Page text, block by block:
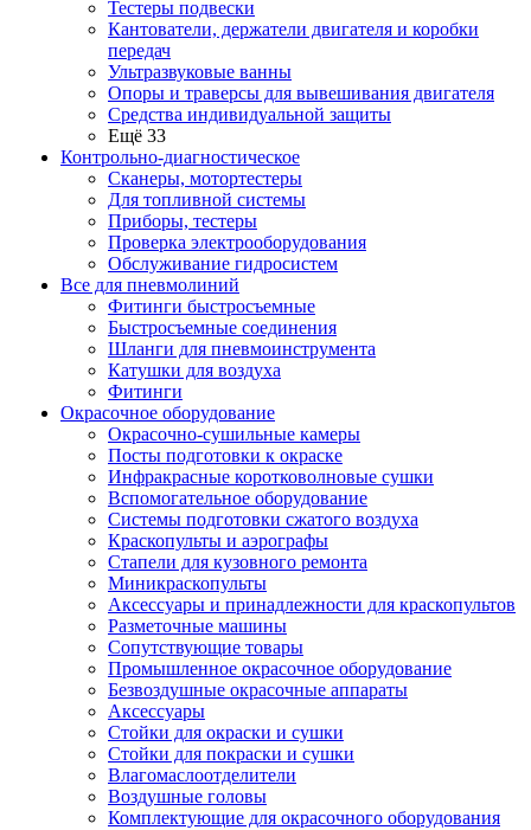
Тестеры подвески
Кантователи, держатели двигателя и коробки
передач
Ультразвуковые ванны
Опоры и траверсы для вывешивания двигателя
Средства индивидуальной защиты
Ещё 33
Контрольно-диагностическое
Сканеры, мотортестеры
Для топливной системы
Приборы, тестеры
Проверка электрооборудования
Обслуживание гидросистем
Все для пневмолиний
Фитинги быстросъемные
Быстросъемные соединения
Шланги для пневмоинструмента
Катушки для воздуха
Фитинги
Окрасочное оборудование
Окрасочно-сушильные камеры
Посты подготовки к окраске
Инфракрасные коротковолновые сушки
Вспомогательное оборудование
Системы подготовки сжатого воздуха
Краскопульты и аэрографы
Стапели для кузовного ремонта
Миникраскопульты
Аксессуары и принадлежности для краскопультов
Разметочные машины
Сопутствующие товары
Промышленное окрасочное оборудование
Безвоздушные окрасочные аппараты
Аксессуары
Стойки для окраски и сушки
Стойки для покраски и сушки
Влагомаслоотделители
Воздушные головы
Комплектующие для окрасочного оборудования